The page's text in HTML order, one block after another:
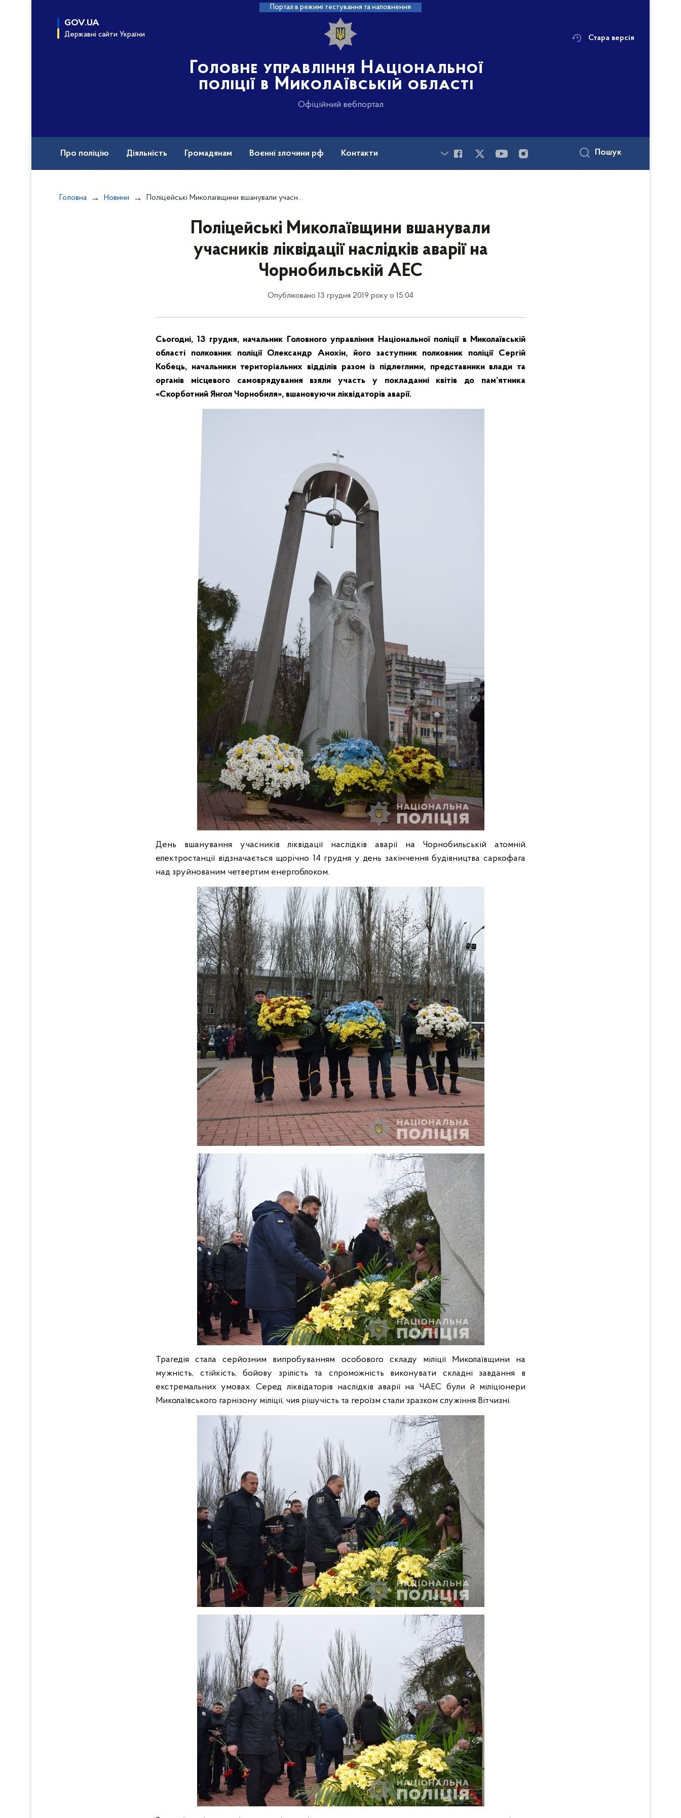
Портал в режимі тестування та наповнення
GOV.UA
Державні сайти України
Головне управління Національної
поліції в Миколаївській області
Офіційний вебпортал
Стара версія
Про поліцію Діяльність Громадянам Воєнні злочини рф Контакти Пошук
Головна Новини Поліцейські Миколаївщини вшанували учасників ліквідації наслідків аварії на Чорнобильській АЕС
Поліцейські Миколаївщини вшанували
учасників ліквідації наслідків аварії на
Чорнобильській АЕС
Опубліковано 13 грудня 2019 року о 15:04
Сьогодні, 13 грудня, начальник Головного управління Національної поліції в Миколаївській
області полковник поліції Олександр Анохін, його заступник полковник поліції Сергій
Кобець, начальники територіальних відділів разом із підлеглими, представники влади та
органів місцевого самоврядування взяли участь у покладанні квітів до пам’ятника
«Скорботний Янгол Чорнобиля», вшановуючи ліквідаторів аварії.
День вшанування учасників ліквідації наслідків аварії на Чорнобильській атомній
електростанції відзначається щорічно 14 грудня у день закінчення будівництва саркофага
над зруйнованим четвертим енергоблоком.
Трагедія стала серйозним випробуванням особового складу міліції Миколаївщини на
мужність, стійкість, бойову зрілість та спроможність виконувати складні завдання в
екстремальних умовах. Серед ліквідаторів наслідків аварії на ЧАЕС були й міліціонери
Миколаївського гарнізону міліції, чия рішучість та героїзм стали зразком служіння Вітчизні.